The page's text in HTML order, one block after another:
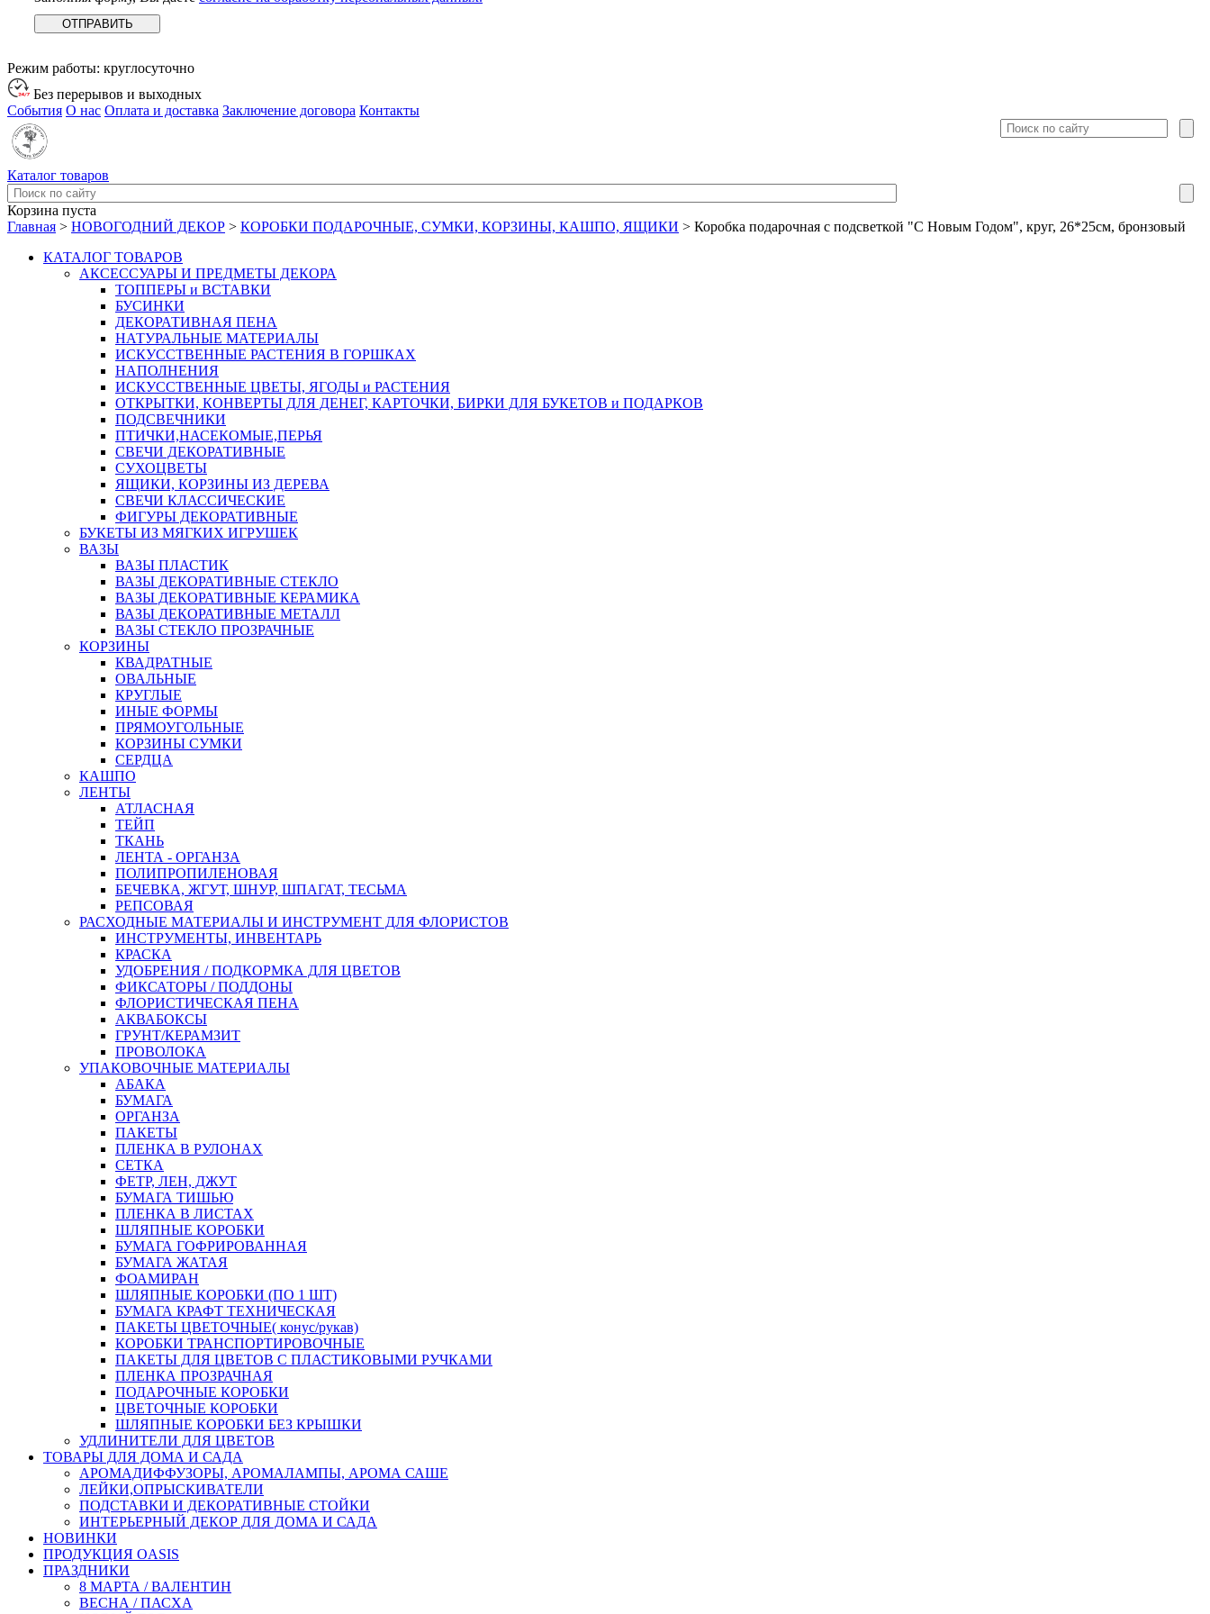
Режим работы: круглосуточно
Без перерывов и выходных
События О нас Оплата и доставка Заключение договора Контакты
Каталог товаров
Корзина пуста
Главная > НОВОГОДНИЙ ДЕКОР > КОРОБКИ ПОДАРОЧНЫЕ, СУМКИ, КОРЗИНЫ, КАШПО, ЯЩИКИ > Коробка подарочная с подсветкой "С Новым Годом", круг, 26*25см, бронзовый
КАТАЛОГ ТОВАРОВ
АКСЕССУАРЫ И ПРЕДМЕТЫ ДЕКОРА
ТОППЕРЫ и ВСТАВКИ
БУСИНКИ
ДЕКОРАТИВНАЯ ПЕНА
НАТУРАЛЬНЫЕ МАТЕРИАЛЫ
ИСКУССТВЕННЫЕ РАСТЕНИЯ В ГОРШКАХ
НАПОЛНЕНИЯ
ИСКУССТВЕННЫЕ ЦВЕТЫ, ЯГОДЫ и РАСТЕНИЯ
ОТКРЫТКИ, КОНВЕРТЫ ДЛЯ ДЕНЕГ, КАРТОЧКИ, БИРКИ ДЛЯ БУКЕТОВ и ПОДАРКОВ
ПОДСВЕЧНИКИ
ПТИЧКИ,НАСЕКОМЫЕ,ПЕРЬЯ
СВЕЧИ ДЕКОРАТИВНЫЕ
СУХОЦВЕТЫ
ЯЩИКИ, КОРЗИНЫ ИЗ ДЕРЕВА
СВЕЧИ КЛАССИЧЕСКИЕ
ФИГУРЫ ДЕКОРАТИВНЫЕ
БУКЕТЫ ИЗ МЯГКИХ ИГРУШЕК
ВАЗЫ
ВАЗЫ ПЛАСТИК
ВАЗЫ ДЕКОРАТИВНЫЕ СТЕКЛО
ВАЗЫ ДЕКОРАТИВНЫЕ КЕРАМИКА
ВАЗЫ ДЕКОРАТИВНЫЕ МЕТАЛЛ
ВАЗЫ СТЕКЛО ПРОЗРАЧНЫЕ
КОРЗИНЫ
КВАДРАТНЫЕ
ОВАЛЬНЫЕ
КРУГЛЫЕ
ИНЫЕ ФОРМЫ
ПРЯМОУГОЛЬНЫЕ
КОРЗИНЫ СУМКИ
СЕРДЦА
КАШПО
ЛЕНТЫ
АТЛАСНАЯ
ТЕЙП
ТКАНЬ
ЛЕНТА - ОРГАНЗА
ПОЛИПРОПИЛЕНОВАЯ
БЕЧЕВКА, ЖГУТ, ШНУР, ШПАГАТ, ТЕСЬМА
РЕПСОВАЯ
РАСХОДНЫЕ МАТЕРИАЛЫ И ИНСТРУМЕНТ ДЛЯ ФЛОРИСТОВ
ИНСТРУМЕНТЫ, ИНВЕНТАРЬ
КРАСКА
УДОБРЕНИЯ / ПОДКОРМКА ДЛЯ ЦВЕТОВ
ФИКСАТОРЫ / ПОДДОНЫ
ФЛОРИСТИЧЕСКАЯ ПЕНА
АКВАБОКСЫ
ГРУНТ/КЕРАМЗИТ
ПРОВОЛОКА
УПАКОВОЧНЫЕ МАТЕРИАЛЫ
АБАКА
БУМАГА
ОРГАНЗА
ПАКЕТЫ
ПЛЕНКА В РУЛОНАХ
СЕТКА
ФЕТР, ЛЕН, ДЖУТ
БУМАГА ТИШЬЮ
ПЛЕНКА В ЛИСТАХ
ШЛЯПНЫЕ КОРОБКИ
БУМАГА ГОФРИРОВАННАЯ
БУМАГА ЖАТАЯ
ФОАМИРАН
ШЛЯПНЫЕ КОРОБКИ (ПО 1 ШТ)
БУМАГА КРАФТ ТЕХНИЧЕСКАЯ
ПАКЕТЫ ЦВЕТОЧНЫЕ( конус/рукав)
КОРОБКИ ТРАНСПОРТИРОВОЧНЫЕ
ПАКЕТЫ ДЛЯ ЦВЕТОВ С ПЛАСТИКОВЫМИ РУЧКАМИ
ПЛЕНКА ПРОЗРАЧНАЯ
ПОДАРОЧНЫЕ КОРОБКИ
ЦВЕТОЧНЫЕ КОРОБКИ
ШЛЯПНЫЕ КОРОБКИ БЕЗ КРЫШКИ
УДЛИНИТЕЛИ ДЛЯ ЦВЕТОВ
ТОВАРЫ ДЛЯ ДОМА И САДА
АРОМАДИФФУЗОРЫ, АРОМАЛАМПЫ, АРОМА САШЕ
ЛЕЙКИ,ОПРЫСКИВАТЕЛИ
ПОДСТАВКИ И ДЕКОРАТИВНЫЕ СТОЙКИ
ИНТЕРЬЕРНЫЙ ДЕКОР ДЛЯ ДОМА И САДА
НОВИНКИ
ПРОДУКЦИЯ OASIS
ПРАЗДНИКИ
8 МАРТА / ВАЛЕНТИН
ВЕСНА / ПАСХА